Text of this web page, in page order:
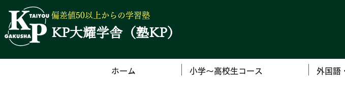
偏差値50以上からの学習塾
KP大耀学舎（塾KP）
ホーム 小学～高校生コース 外国語